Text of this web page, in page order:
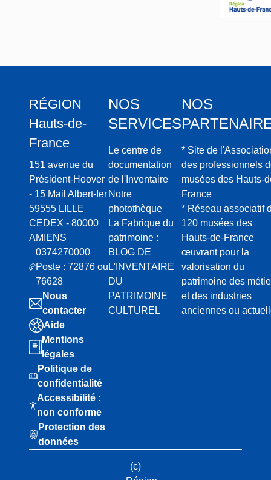
RÉGION
Hauts-de-
France
151 avenue du
Président-Hoover
- 15 Mail Albert-Ier
59555 LILLE
CEDEX - 80000
AMIENS
0374270000
Poste : 72876 ou
76628
Nous
contacter
Aide
Mentions
légales
Politique de
confidentialité
Accessibilité :
non conforme
Protection des
données
NOS
SERVICES
Le centre de
documentation
de l'Inventaire
Notre
photothèque
La Fabrique du
patrimoine :
BLOG DE
L'INVENTAIRE
DU
PATRIMOINE
CULTUREL
NOS
* Site de
des professionnels
musées des Hauts-
France
* Réseau associatif
120 musées des
Hauts-de-France
œuvrant pour la
valorisation du
patrimoine des
et des industries
anciennes ou
(c)